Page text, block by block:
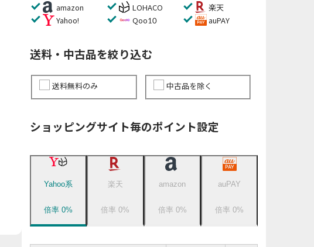
amazon LOHACO
楽天
Yahoo!
Qoo10 auPAY
送料・中古品を絞り込む
送料無料のみ 中古品を除く
ショッピングサイト毎のポイント設定
Yahoo系
倍率0%
楽天
倍率0%
amazon
倍率 0%
auPAY
倍率0%